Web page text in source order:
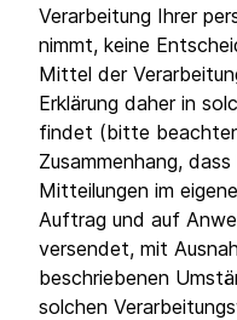
Verarbeitung Ihrer
nimmt, keine
Mittel der
Erklärung daher in
findet (bitte
Zusammenhang,
Mitteilungen im
Auftrag und auf
versendet, mit
beschriebenen
solchen